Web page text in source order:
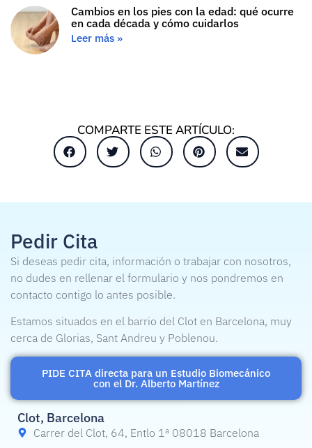
Cambios en los pies con la edad: qué ocurre
en cada década y cómo cuidarlos
Leer más »
COMPARTE ESTE ARTÍCULO:
Pedir Cita
Si deseas pedir cita, información o trabajar con nosotros,
no dudes en rellenar el formulario y nos pondremos en
contacto contigo lo antes posible.
Estamos situados en el barrio del Clot en Barcelona, muy
cerca de Glorias, Sant Andreu y Poblenou.
PIDE CITA directa para un Estudio Biomecánico
con el Dr. Alberto Martínez
Clot, Barcelona
Carrer del Clot, 64, Entlo 1ª 08018 Barcelona